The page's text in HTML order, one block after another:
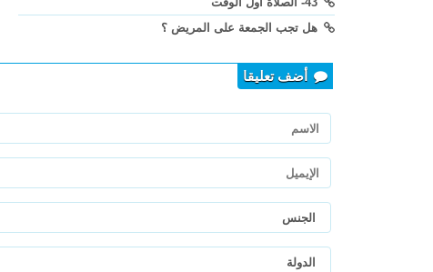
هل تجب الجمعة على المريض ؟
أضف تعليقا